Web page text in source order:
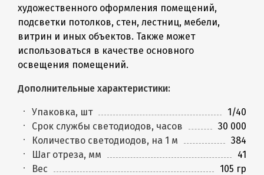
художественного оформления помещений,
подсветки потолков, стен, лестниц, мебели,
витрин и иных объектов. Также может
использоваться в качестве основного
освещения помещений.
Дополнительные характеристики:
Упаковка, шт
1/40
Срок службы светодиодов, часов
30 000
Количество светодиодов, на 1 м
384
Шаг отреза, мм
41
Вес
105 гр